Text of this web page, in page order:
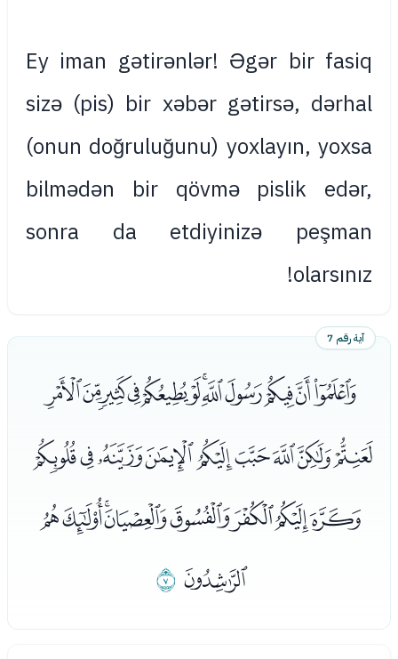
Ey iman gətirənlər! Əgər bir fasiq
sizə (pis) bir xəbər gətirsə, dərhal
(onun doğruluğunu) yoxlayın, yoxsa
bilmədən bir qövmə pislik edər,
sonra da etdiyinizə peşman
olarsınız!
آية رقم 7
ﭱﭲﭳﭴﭵﭶﭷﭸﭹﭺﭻﭼ
ﭽﭾﭿﮀﮁﮂﮃﮄﮅ
ﮆﮇﮈﮉﮊﮋﮌﮍ
ﮎﮏ